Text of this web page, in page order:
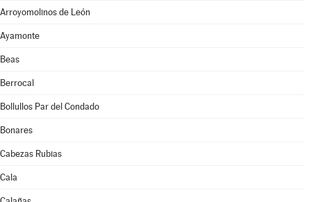
Arroyomolinos de León
Ayamonte
Beas
Berrocal
Bollullos Par del Condado
Bonares
Cabezas Rubias
Cala